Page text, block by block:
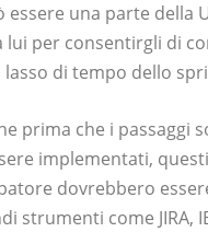
essere una parte della
lui per consentirgli di
di tempo dello
prima che i passaggi
implementati,
dovrebbero
strumenti come JIRA,